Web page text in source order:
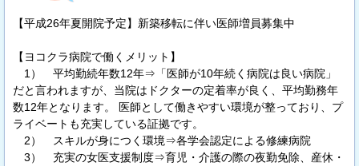
【平成26年夏開院予定】新築移転に伴い医師増員募集中
【ヨコクラ病院で働くメリット】
1） 平均勤続年数12年⇒「医師が10年続く病院は良い病院」
だと言われますが、当院はドクターの定着率が良く、平均勤務年
数12年となります。 医師として働きやすい環境が整っており、プ
ライベートも充実している証拠です。
2） スキルが身につく環境⇒各学会認定による修練病院
3） 充実の女医支援制度⇒育児・介護の際の夜勤免除、産休・